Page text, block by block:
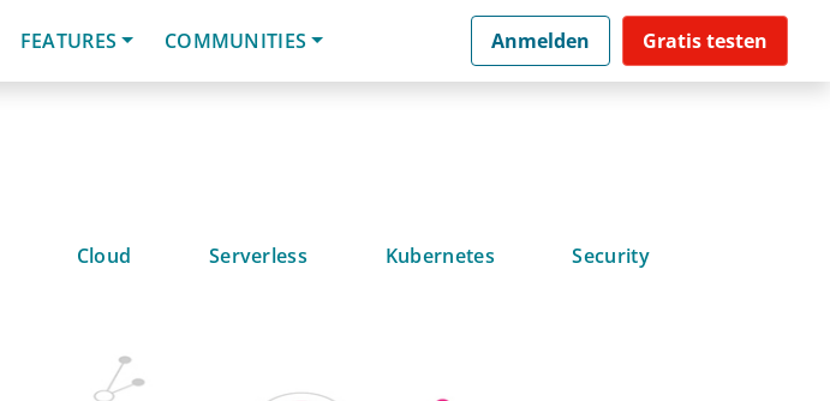
FEATURES COMMUNITIES Anmelden Gratis testen
Cloud Serverless Kubernetes Security